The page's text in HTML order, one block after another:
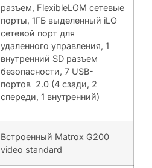
разъем, FlexibleLOM сетевые
порты, 1ГБ выделенный iLO
сетевой порт для
удаленного управления, 1
внутренний SD разъем
безопасности, 7 USB-
портов 2.0 (4 сзади, 2
спереди, 1 внутренний)
Встроенный Matrox G200
video standard